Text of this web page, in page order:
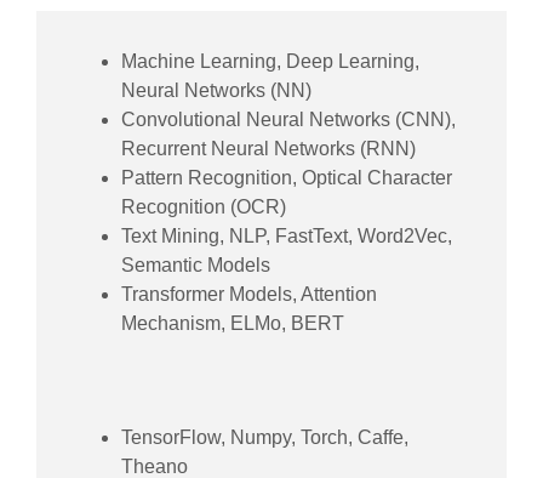
Machine Learning, Deep Learning,
Neural Networks (NN)
Convolutional Neural Networks (CNN),
Recurrent Neural Networks (RNN)
Pattern Recognition, Optical Character
Recognition (OCR)
Text Mining, NLP, FastText, Word2Vec,
Semantic Models
Transformer Models, Attention
Mechanism, ELMo, BERT
TensorFlow, Numpy, Torch, Caffe,
Theano